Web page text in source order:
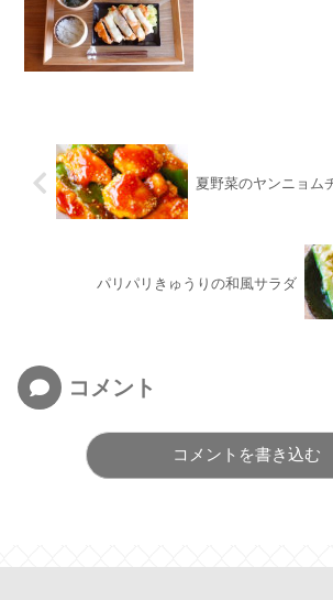
夏野菜のヤンニョム
パリパリきゅうりの和風サラダ
コメント
コメントを書き込む